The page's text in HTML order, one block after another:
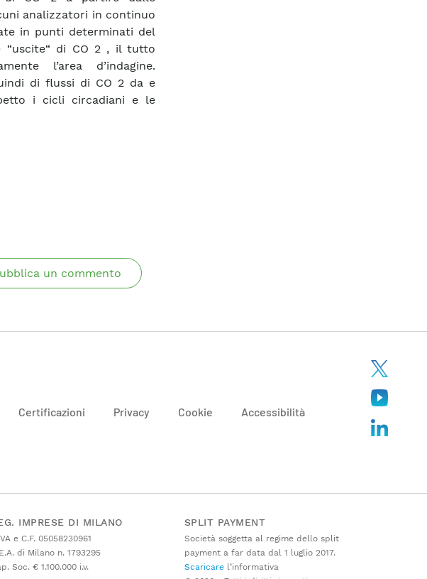
analizzatori in continuo
in punti determinati del
“uscite“ di CO 2 , il tutto
l’area d’indagine.
di flussi di CO 2 da e
i cicli circadiani e le
un commento
Certificazioni Privacy Cookie Accessibilità
IMPRESE DI MILANO
e C.F. 05058230961
di Milano n. 1793295
Soc. € 1.100.000 i.v.
SPLIT PAYMENT
Società soggetta al regime dello split
payment a far data dal 1 luglio 2017.
Scaricarel’informativa